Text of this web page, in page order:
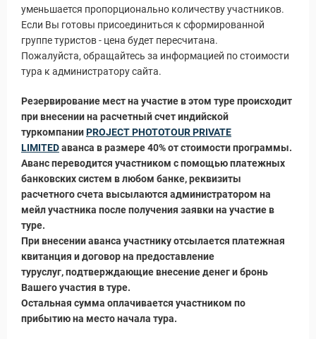
уменьшается пропорционально количеству участников.
Если Вы готовы присоединиться к сформированной
группе туристов - цена будет пересчитана.
Пожалуйста, обращайтесь за информацией по стоимости
тура к администратору сайта.
Резервирование мест на участие в этом туре происходит
при внесении на расчетный счет индийской
туркомпанииPROJECT PHOTOTOUR PRIVATE
LIMITEDаванса в размере 40% от стоимости программы.
Аванс переводится участником с помощью платежных
банковских систем в любом банке, реквизиты
расчетного счета высылаются администратором на
мейл участника после получения заявки на участие в
туре.
При внесении аванса участнику отсылается платежная
квитанция и договор на предоставление
туруслуг, подтверждающие внесение денег и бронь
Вашего участия в туре.
Остальная сумма оплачивается участником по
прибытию на место начала тура.